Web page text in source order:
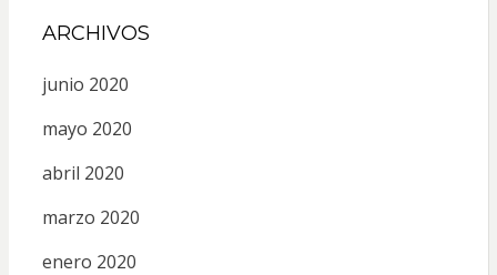
ARCHIVOS
junio 2020
mayo 2020
abril 2020
marzo 2020
enero 2020